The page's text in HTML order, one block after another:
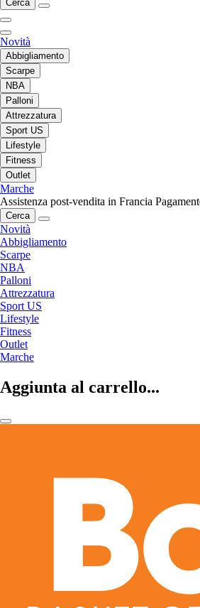
Cerca
Novità
Abbigliamento
Scarpe
NBA
Palloni
Attrezzatura
Sport US
Lifestyle
Fitness
Outlet
Marche
Assistenza post-vendita in Francia
Cerca
Novità
Abbigliamento
Scarpe
NBA
Palloni
Attrezzatura
Sport US
Lifestyle
Fitness
Outlet
Marche
Aggiunta al carrello...